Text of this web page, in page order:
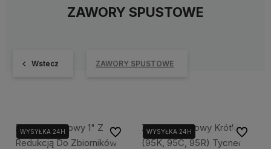
ZAWORY SPUSTOWE
Wstecz ZAWORY SPUSTOWE
Zawór Spustowy 1" Z
Redukcją Do Zbiorników
WYSYŁKA 24H Do ulubionychZawór Spustowy Krótki
(95K, 95C, 95R) Tycner
WYSYŁKA 24H Do